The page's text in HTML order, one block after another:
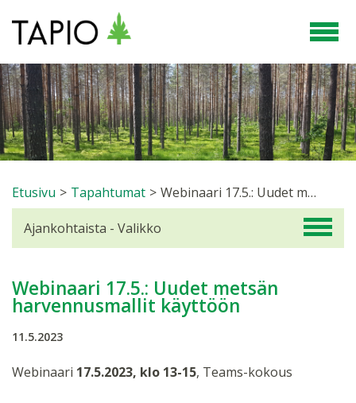
Etusivu > Tapahtumat > Webinaari 17.5.: Uudet metsän harvennusmallit käyttöön
Webinaari 17.5.: Uudet metsän
harvennusmallit käyttöön
11.5.2023
Webinaari 17.5.2023, klo 13-15, Teams-kokous
Ajankohtaista - Valikko